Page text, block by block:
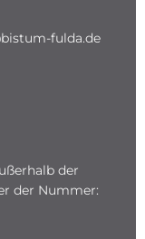
fulda.de
der
der Nummer: